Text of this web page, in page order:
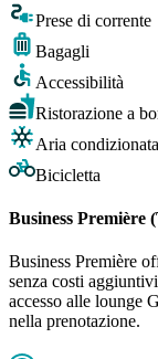
Prese di corrente
Bagagli
Accessibilità
Ristorazione a
Aria condizionata
Bicicletta
Business Première
Business Première
senza costi
accesso alle lounge
nella prenotazione.